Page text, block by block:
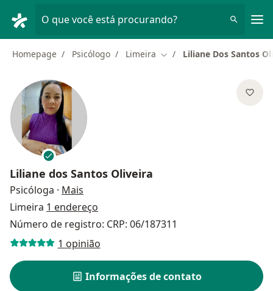
O que você está procurando?
Homepage Psicólogo Limeira Mudar de cidade
Liliane Dos Santos
Liliane dos Santos Oliveira
Psicóloga · Mais
Limeira 1 endereço
Número de registro: CRP: 06/187311
1 opinião
Informações de contato